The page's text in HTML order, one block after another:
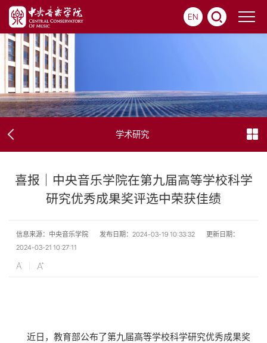
EN
学术研究
喜报｜中央音乐学院在第九届高等学校科学
研究优秀成果奖评选中荣获佳绩
信息来源：中央音乐学院 发布日期：2024-03-19 10:33:32
更新日期：
2024-03-21 10:27:11
近日，教育部公布了第九届高等学校科学研究优秀成果奖